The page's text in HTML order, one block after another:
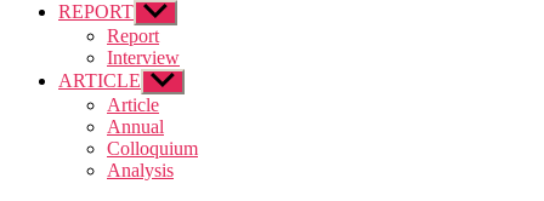
REPORT Show
sub
menu
Report
Interview
ARTICLE Show
sub
menu
Article
Annual
Colloquium
Analysis